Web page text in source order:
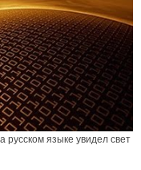
языке увидел свет